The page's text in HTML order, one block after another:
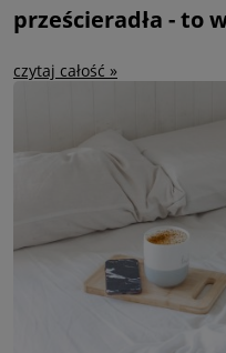
prześcieradła - to
czytaj całość »